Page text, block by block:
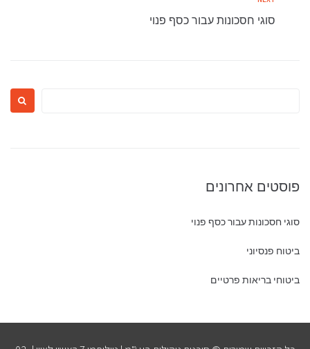
סוגי חסכונות עבור כסף פנוי
פוסטים אחרונים
סוגי חסכונות עבור כסף פנוי
ביטוח פנסיוני
ביטוחי בריאות פרטיים